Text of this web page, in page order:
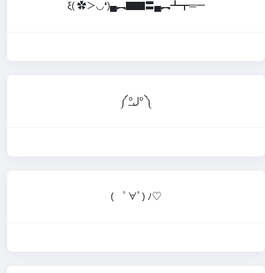
ξ( ✿＞◡❛)▄︻▇▇〓▄︻┻┳═一
༼ ºل͟º ༽
( ﾟ∀ﾟ) ﾉ♡